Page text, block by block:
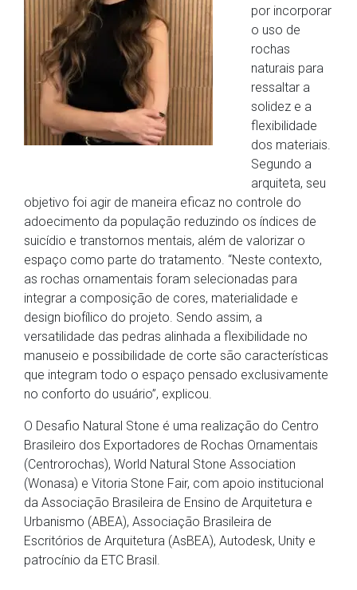
por incorporar
o uso de
rochas
naturais para
ressaltar a
solidez e a
flexibilidade
dos materiais.
Segundo a
arquiteta, seu
objetivo foi agir de maneira eficaz no controle do
adoecimento da população reduzindo os índices de
suicídio e transtornos mentais, além de valorizar o
espaço como parte do tratamento. “Neste contexto,
as rochas ornamentais foram selecionadas para
integrar a composição de cores, materialidade e
design biofílico do projeto. Sendo assim, a
versatilidade das pedras alinhada a flexibilidade no
manuseio e possibilidade de corte são características
que integram todo o espaço pensado exclusivamente
no conforto do usuário”, explicou.
O Desafio Natural Stone é uma realização do Centro
Brasileiro dos Exportadores de Rochas Ornamentais
(Centrorochas), World Natural Stone Association
(Wonasa) e Vitoria Stone Fair, com apoio institucional
da Associação Brasileira de Ensino de Arquitetura e
Urbanismo (ABEA), Associação Brasileira de
Escritórios de Arquitetura (AsBEA), Autodesk, Unity e
patrocínio da ETC Brasil.